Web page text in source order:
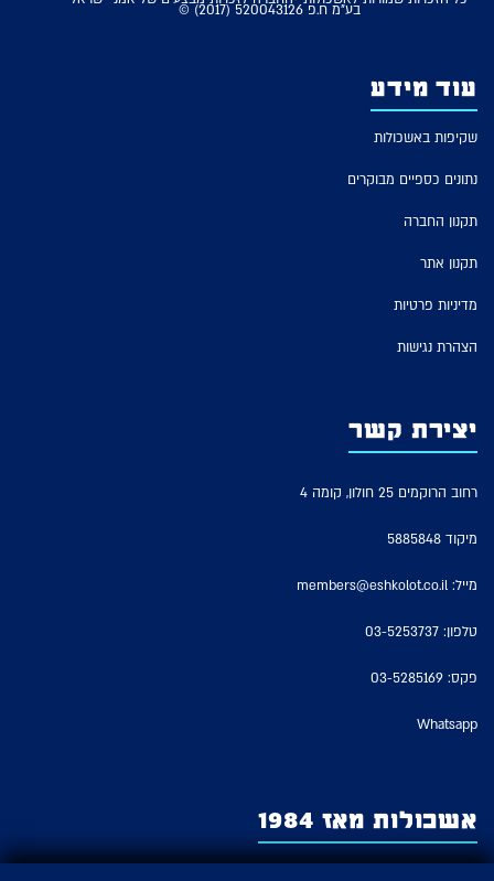
בע"מ ח.פ 520043126 (2017) ©
עוד מידע
שקיפות באשכולות
נתונים כספיים מבוקרים
תקנון החברה
תקנון אתר
מדיניות פרטיות
הצהרת נגישות
יצירת קשר
רחוב הרוקמים 25 חולון, קומה 4
מיקוד 5885848
מייל: members@eshkolot.co.il
טלפון: 03-5253737
פקס: 03-5285169
Whatsapp
אשכולות מאז 1984